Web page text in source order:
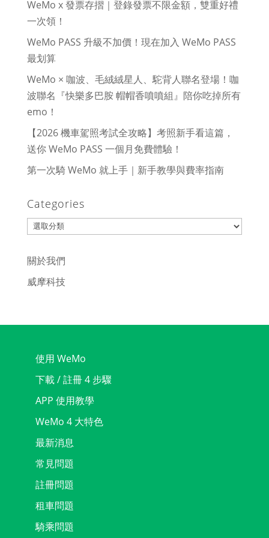
WeMo x 發票存摺｜登錄發票不限金額，雙重好禮
一次領！
WeMo PASS 升級不加價！現在加入 WeMo PASS
最划算
WeMo × 咖波、毛絨絨星人、駝背人聯名登場！咖
波聯名『快樂多巴胺 帽帽香噴噴組』陪你吃掉所有
emo！
【2026 機車駕照考試全攻略】考照新手看這篇，
送你 WeMo PASS 一個月免費體驗！
第一次騎 WeMo 就上手｜新手教學與費率指南
Categories
Categories
關於我們
威摩科技
使用 WeMo
下載 / 註冊 4 步驟
APP 使用教學
WeMo 4 大特色
最新消息
常見問題
註冊問題
租車問題
騎乘問題